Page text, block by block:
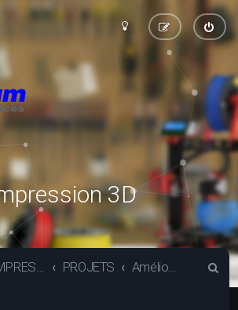
3D
L'IMPRESSION 3D PROJETS Améliorations Hephestos 2